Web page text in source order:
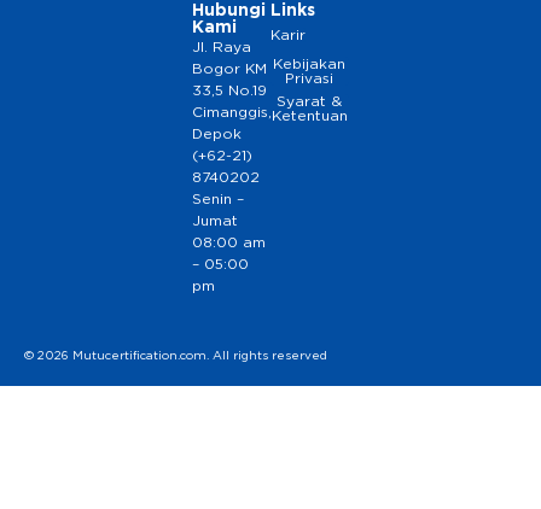
Hubungi
Kami
Jl. Raya
Bogor KM
33,5 No.19
Cimanggis,
Depok
(+62-21)
8740202
Senin –
Jumat
08:00 am
– 05:00
pm
Links
Karir
Kebijakan
Privasi
Syarat &
Ketentuan
© 2026 Mutucertification.com. All rights reserved